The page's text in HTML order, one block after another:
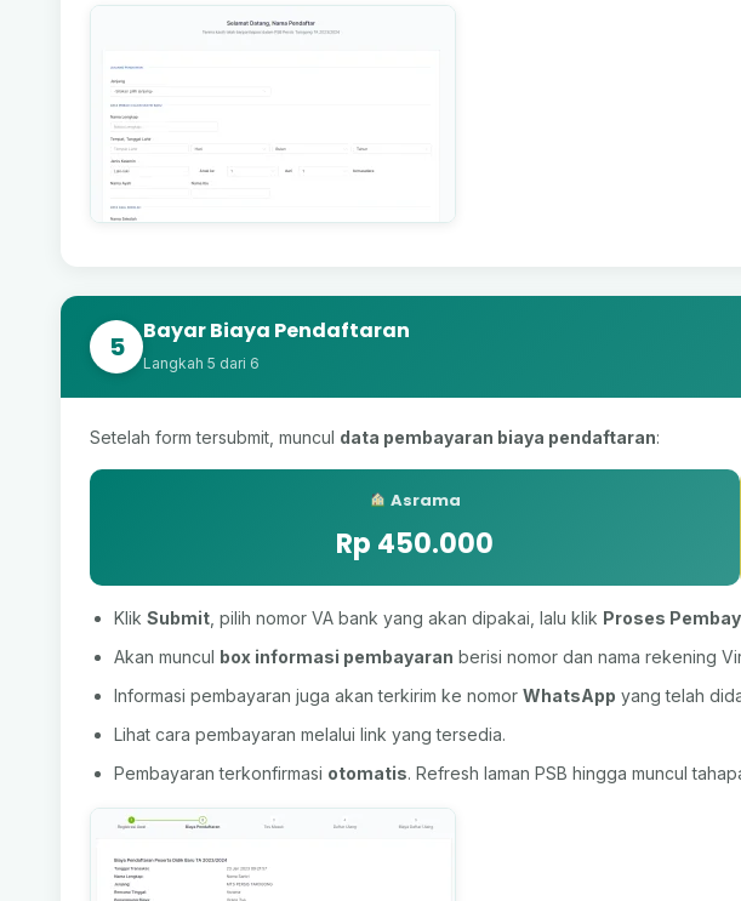
5 Bayar Biaya Pendaftaran
Langkah 5 dari 6
Setelah form tersubmit, muncul data pembayaran biaya pendaftaran:
Asrama
Rp 450.000
Klik Submit , pilih nomor VA bank yang akan dipakai, lalu klik Proses
Akan muncul box informasi pembayaran berisi nomor dan nama rekening
Informasi pembayaran juga akan terkirim ke nomor WhatsApp yang telah
Lihat cara pembayaran melalui link yang tersedia.
Pembayaran terkonfirmasi otomatis. Refresh laman PSB hingga muncul